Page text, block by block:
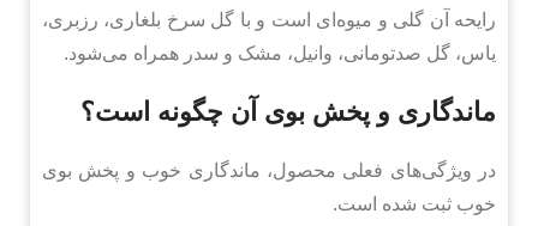
رایحه آن گلی و میوه‌ای است و با گل سرخ بلغاری، رزبری،
یاس، گل صدتومانی، وانیل، مشک و سدر همراه می‌شود.
ماندگاری و پخش بوی آن چگونه است؟
در ویژگی‌های فعلی محصول، ماندگاری خوب و پخش بوی
خوب ثبت شده است.